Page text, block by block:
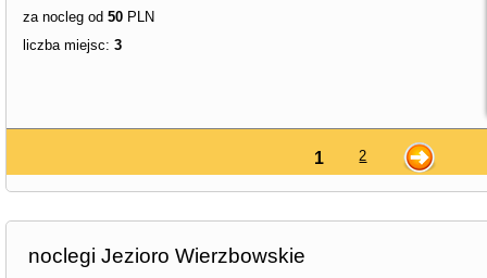
za nocleg od 50 PLN
liczba miejsc: 3
1 2
noclegi Jezioro Wierzbowskie